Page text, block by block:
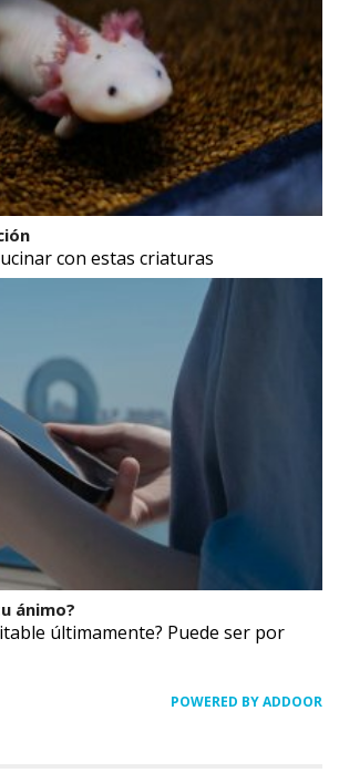
con estas criaturas
ánimo?
últimamente? Puede ser por
POWERED BY ADDOOR